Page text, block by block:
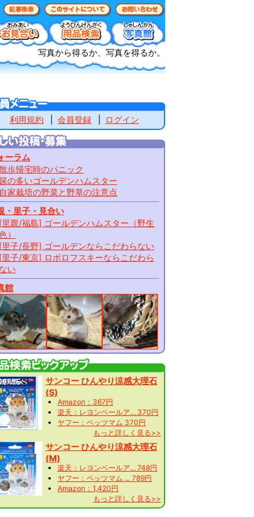
写真から得るか、写真を得るか。
利用規約 会員登録 ログイン
ーラム
歩帰宅時のパニック
尿の多いゴールデンハムスター
自家栽培の野菜と野草の注意点
・里子・見合い
[里親/福島] ゴールデンハムスター（野生
）
[里子/長野] ゴールデンならこだわらない
[里子/東京] ロボロフスキーならこだわら
ない
館
サンコー ひんやり涼感大理石
(S)
Amazon：367円
楽天：レヨンベールア... 370円
ヤフー：ペッツマム 370円
もっと詳しく見る>>
サンコー ひんやり涼感大理石
(M)
楽天：レヨンベールア... 748円
ヤフー：ペッツマム ... 789円
Amazon：1,420円
もっと詳しく見る>>